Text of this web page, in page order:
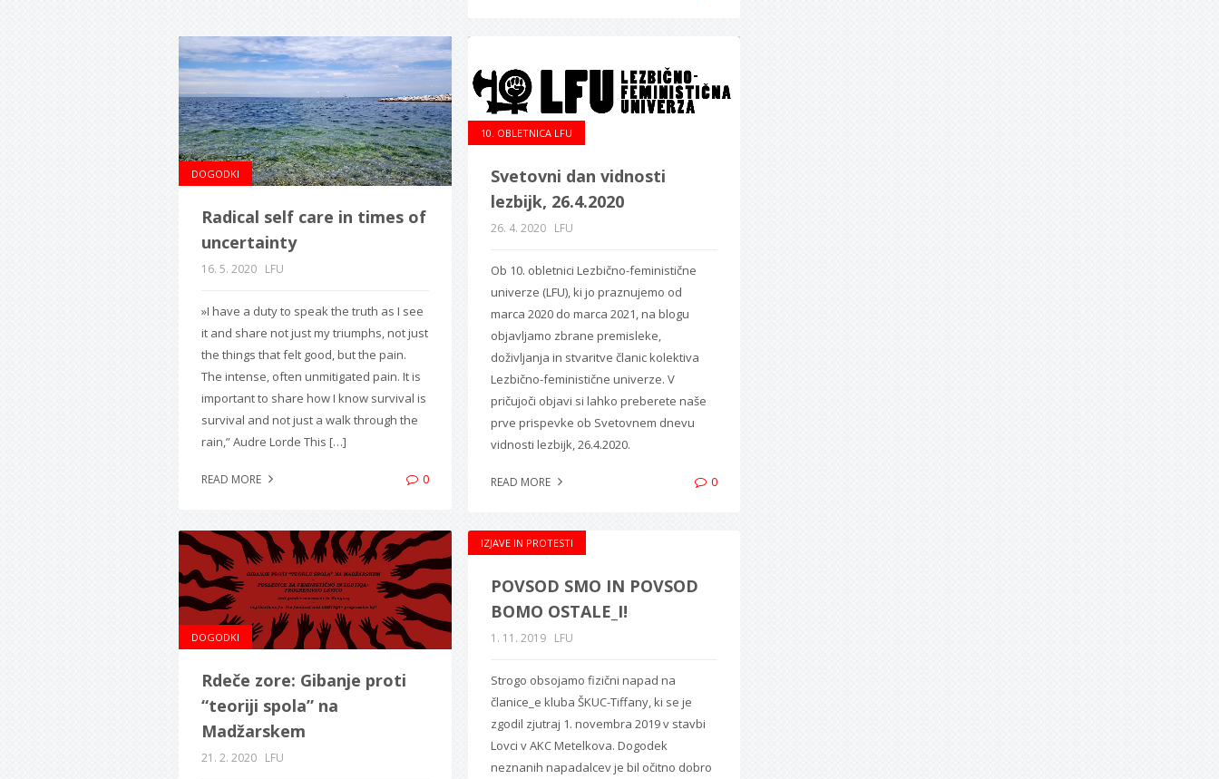
DOGODKI
Radical self care in times of
uncertainty
16. 5. 2020 LFU
»I have a duty to speak the truth as I see
it and share not just my triumphs, not just
the things that felt good, but the pain.
The intense, often unmitigated pain. It is
important to share how I know survival is
survival and not just a walk through the
rain,” Audre Lorde This […]
READ MORE 0
10. OBLETNICA LFU
Svetovni dan vidnosti
lezbijk, 26.4.2020
26. 4. 2020 LFU
Ob 10. obletnici Lezbično-feministične
univerze (LFU), ki jo praznujemo od
marca 2020 do marca 2021, na blogu
objavljamo zbrane premisleke,
doživljanja in stvaritve članic kolektiva
Lezbično-feministične univerze. V
pričujoči objavi si lahko preberete naše
prve prispevke ob Svetovnem dnevu
vidnosti lezbijk, 26.4.2020.
READ MORE 0
DOGODKI
Rdeče zore: Gibanje proti
“teoriji spola” na
Madžarskem
21. 2. 2020 LFU
IZJAVE IN PROTESTI
POVSOD SMO IN POVSOD
BOMO OSTALE_I!
1. 11. 2019 LFU
Strogo obsojamo fizični napad na
članice_e kluba ŠKUC-Tiffany, ki se je
zgodil zjutraj 1. novembra 2019 v stavbi
Lovci v AKC Metelkova. Dogodek
neznanih napadalcev je bil očitno dobro